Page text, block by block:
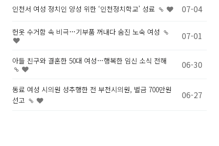
인천서 여성 정치인 양성 위한 ‘인천정치학교’ 성료 07-04
헌옷 수거함 속 비극…기부품 꺼내다 숨진 노숙 여성 07-01
아들 친구와 결혼한 50대 여성…행복한 임신 소식 전해 06-30
동료 여성 시의원 성추행한 전 부천시의원, 벌금 700만원
선고
06-27